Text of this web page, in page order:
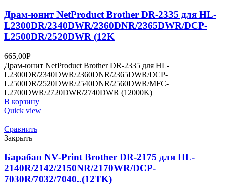
Драм-юнит NetProduct Brother DR-2335 для HL-
L2300DR/2340DWR/2360DNR/2365DWR/DCP-
L2500DR/2520DWR (12K
665,00Р
Драм-юнит NetProduct Brother DR-2335 для HL-
L2300DR/2340DWR/2360DNR/2365DWR/DCP-
L2500DR/2520DWR/2540DNR/2560DWR/MFC-
L2700DWR/2720DWR/2740DWR (12000K)
В корзину
Quick view
Сравнить
Закрыть
Барабан NV-Print Brother DR-2175 для HL-
2140R/2142/2150NR/2170WR/DCP-
7030R/7032/7040..(12TK)